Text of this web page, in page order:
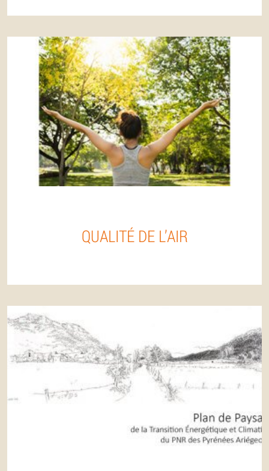
QUALITÉ DE L’AIR